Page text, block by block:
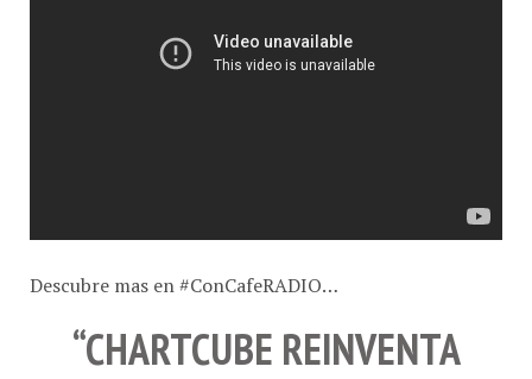
Descubre mas en #ConCafeRADIO…
“CHARTCUBE REINVENTA